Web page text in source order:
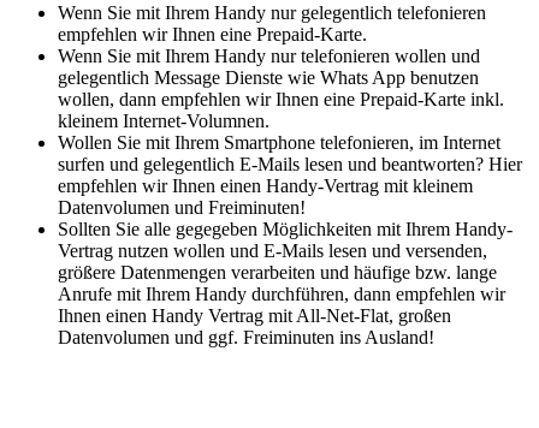
Wenn Sie mit Ihrem Handy nur gelegentlich telefonieren
empfehlen wir Ihnen eine Prepaid-Karte.
Wenn Sie mit Ihrem Handy nur telefonieren wollen und
gelegentlich Message Dienste wie Whats App benutzen
wollen, dann empfehlen wir Ihnen eine Prepaid-Karte inkl.
kleinem Internet-Volumnen.
Wollen Sie mit Ihrem Smartphone telefonieren, im Internet
surfen und gelegentlich E-Mails lesen und beantworten? Hier
empfehlen wir Ihnen einen Handy-Vertrag mit kleinem
Datenvolumen und Freiminuten!
Sollten Sie alle gegegeben Möglichkeiten mit Ihrem Handy-
Vertrag nutzen wollen und E-Mails lesen und versenden,
größere Datenmengen verarbeiten und häufige bzw. lange
Anrufe mit Ihrem Handy durchführen, dann empfehlen wir
Ihnen einen Handy Vertrag mit All-Net-Flat, großen
Datenvolumen und ggf. Freiminuten ins Ausland!